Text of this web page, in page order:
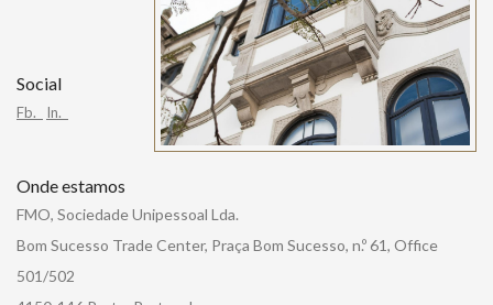
Social
Fb. In.
Onde estamos
FMO, Sociedade Unipessoal Lda.
Bom Sucesso Trade Center, Praça Bom Sucesso, n.º 61, Office
501/502